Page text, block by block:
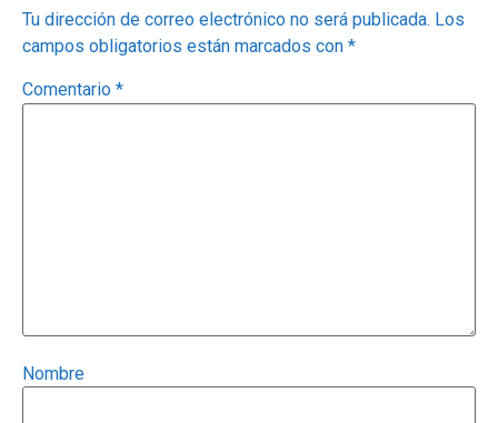
Tu dirección de correo electrónico no será publicada. Los
campos obligatorios están marcados con *
Comentario *
Nombre